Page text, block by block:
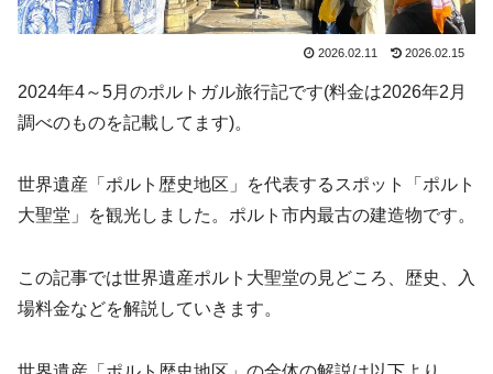
2026.02.11 2026.02.15
2024年4～5月のポルトガル旅行記です(料金は2026年2月
調べのものを記載してます)。
世界遺産「ポルト歴史地区」を代表するスポット「ポルト
大聖堂」を観光しました。ポルト市内最古の建造物です。
この記事では世界遺産ポルト大聖堂の見どころ、歴史、入
場料金などを解説していきます。